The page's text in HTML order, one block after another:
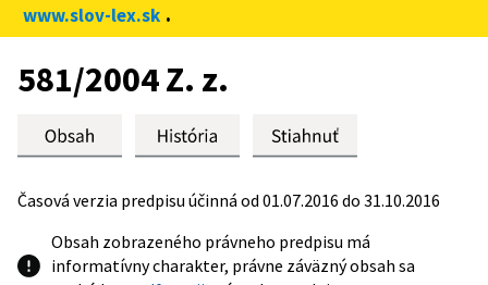
www.slov-lex.sk .
Preskoč na obsah
581/2004 Z. z.
Časová verzia predpisu účinná od 01.07.2016 do 31.10.2016
Obsah zobrazeného právneho predpisu má
informatívny charakter, právne záväzný obsah sa